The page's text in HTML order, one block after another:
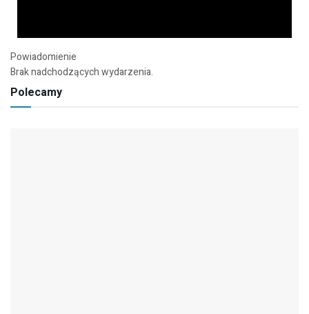
Powiadomienie
Brak nadchodzących wydarzenia.
Polecamy